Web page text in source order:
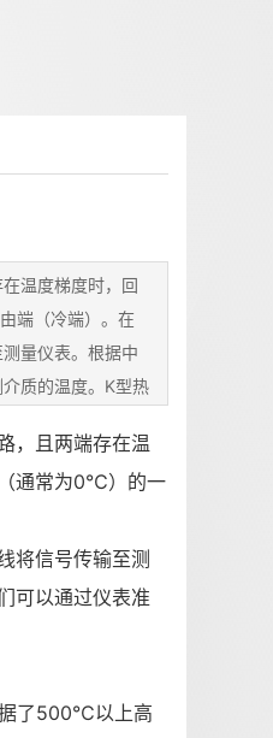
温度梯度时，回
端（冷端）。在
量仪表。根据中
质的温度。K型热
，且两端存在温
（通常为0℃）的一
将信号传输至测
可以通过仪表准
据了500℃以上高